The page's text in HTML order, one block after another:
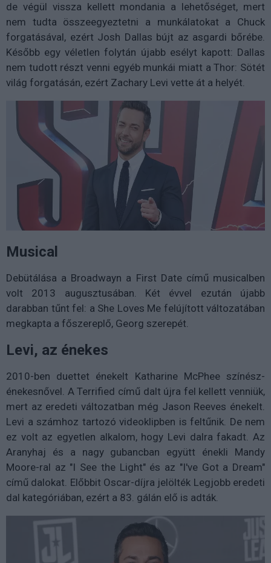
de végül vissza kellett mondania a lehetőséget, mert
nem tudta összeegyeztetni a munkálatokat a Chuck
forgatásával, ezért Josh Dallas bújt az asgardi bőrébe.
Később egy véletlen folytán újabb esélyt kapott: Dallas
nem tudott részt venni egyéb munkái miatt a Thor: Sötét
világ forgatásán, ezért Zachary Levi vette át a helyét.
Musical
Debütálása a Broadwayn a First Date című musicalben
volt 2013 augusztusában. Két évvel ezután újabb
darabban tűnt fel: a She Loves Me felújított változatában
megkapta a főszereplő, Georg szerepét.
Levi, az énekes
2010-ben duettet énekelt Katharine McPhee színész-
énekesnővel. A Terrified című dalt újra fel kellett venniük,
mert az eredeti változatban még Jason Reeves énekelt.
Levi a számhoz tartozó videoklipben is feltűnik. De nem
ez volt az egyetlen alkalom, hogy Levi dalra fakadt. Az
Aranyhaj és a nagy gubancban együtt énekli Mandy
Moore-ral az "I See the Light" és az "I've Got a Dream"
című dalokat. Előbbit Oscar-díjra jelölték Legjobb eredeti
dal kategóriában, ezért a 83. gálán elő is adták.